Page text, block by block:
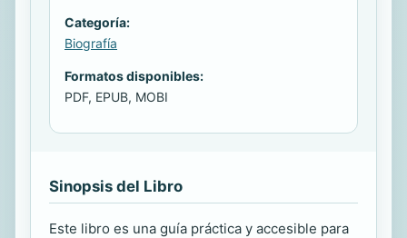
Categoría:
Biografía
Formatos disponibles:
PDF, EPUB, MOBI
Sinopsis del Libro
Este libro es una guía práctica y accesible para